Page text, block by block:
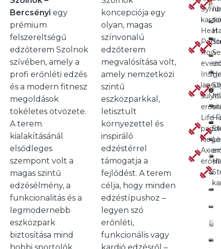
Bercsényi egy
prémium
felszereltségű
edzőterem Szolnok
szívében, amely a
profi erőnléti edzés
és a modern fitnesz
megoldások
tökéletes ötvözete.
A terem
kialakításánál
elsődleges
szempont volt a
magas szintű
edzésélmény, a
funkcionalitás és a
legmodernebb
eszközpark
biztosítása mind
koncepciója egy
olyan, magas
színvonalú
edzőterem
megvalósítása volt,
amely nemzetközi
szintű
eszközparkkal,
letisztult
környezettel és
inspiráló
edzéstérrel
támogatja a
fejlődést. A terem
célja, hogy minden
edzéstípushoz –
legyen szó
erőnléti,
funkcionális vagy
Heat
Row
Life